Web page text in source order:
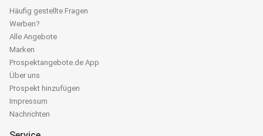
Häufig gestellte Fragen
Werben?
Alle Angebote
Marken
Prospektangebote.de App
Über uns
Prospekt hinzufügen
Impressum
Nachrichten